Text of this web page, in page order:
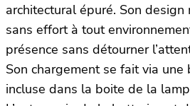
architectural épuré. Son design
sans effort à tout
présence sans détourner
Son chargement se fait via une
incluse dans la boite de la